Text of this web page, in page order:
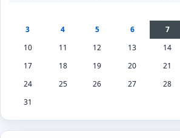
3
4 5 6 7
10
11 12 13 14
17
18 19 20 21
24
25 26 27 28
31